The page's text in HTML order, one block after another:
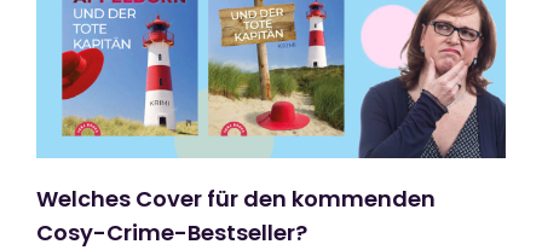
Welches Cover für den kommenden
Cosy-Crime-Bestseller?